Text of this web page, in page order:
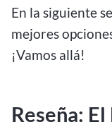
En la siguiente
mejores
¡Vamos allá!
Reseña: